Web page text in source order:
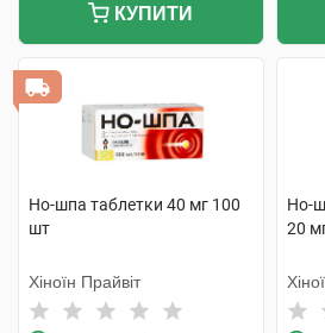
КУПИТИ
Но-шпа таблетки 40 мг 100
шт
Хіноїн Прайвіт
Но-
20